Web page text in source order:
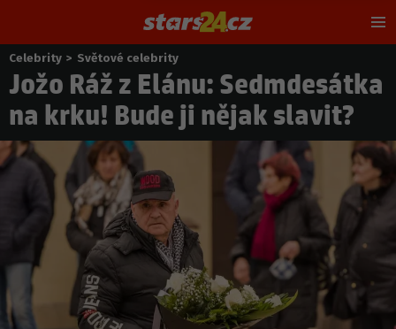
Nacházíte
se
zde:
Celebrity > Světové celebrity
Jožo Ráž z Elánu: Sedmdesátka
na krku! Bude ji nějak slavit?